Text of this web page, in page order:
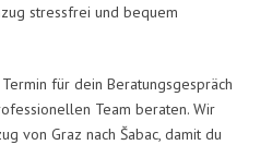
stressfrei und bequem
für dein Beratungsgespräch
Team beraten. Wir
von Graz nach Šabac, damit du